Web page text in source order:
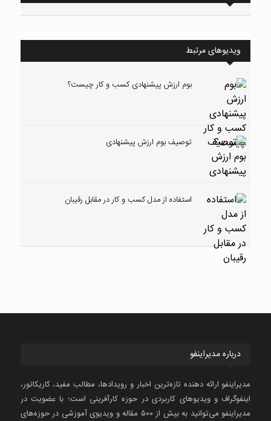
ویدیوهای مرتبط
بوم ارزش پیشنهادی کسب و کار چیست؟
توصیف بوم ارزش پیشنهادی
استفاده از مدل کسب و کار در مقابل رقیبان
درباره مدیراینفو
مدیراینفو ارائه دهنده تازه‌ترین اخبار و رویدادها، مطالب مفید، کاریکاتور،
اینفوگراف و ویدیوهای کاربردی در حوزه کارآفرینی است؛ با عضویت در
مدیراینفو می‌توانید به بیش از ۵۰۰ مقاله و ویدیوی آموزشی در حوزه‌های